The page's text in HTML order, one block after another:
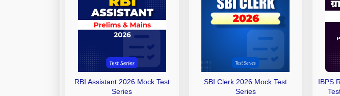
RBI Assistant 2026 Mock Test
Series
SBI Clerk 2026 Mock Test
Series
IBPS